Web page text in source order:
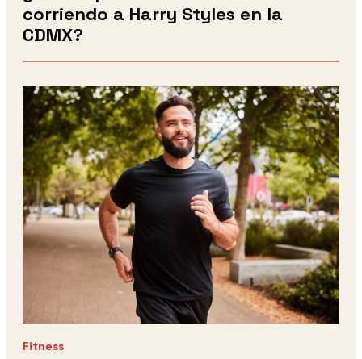
corriendo a Harry Styles en la
CDMX?
Fitness